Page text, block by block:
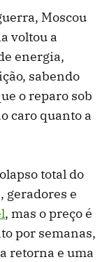
Moscou
voltou a
energia,
sabendo
o reparo sob
caro quanto a
total do
geradores e
, mas o preço é
por semanas,
retorna e uma